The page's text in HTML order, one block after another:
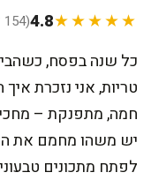
★★★★★
4.8(154 דירוגים)
כל שנה בפסח,
טריות, אני נזכרת
חמה, מתפנקת –
יש משהו מחמם את
לפתח מתכונים